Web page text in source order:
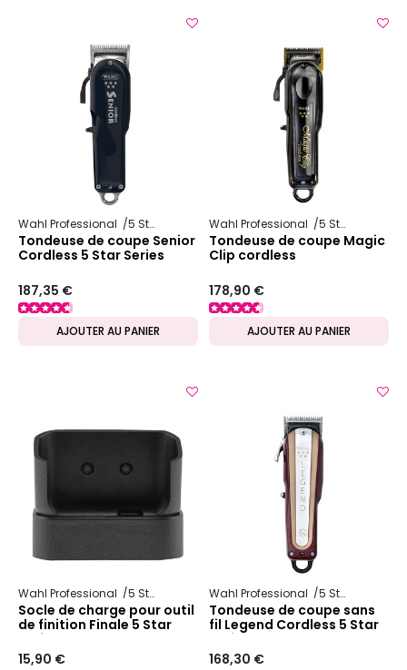
Wahl Professional 5 Star Series
Tondeuse de coupe Senior
Cordless 5 Star Series
187,35 €
AJOUTER AU PANIER
Wahl Professional 5 Star Series
Tondeuse de coupe Magic
Clip cordless
178,90 €
AJOUTER AU PANIER
Wahl Professional 5 Star Series
Socle de charge pour outil
de finition Finale 5 Star
Series
15,90 €
Wahl Professional 5 Star Series
Tondeuse de coupe sans
fil Legend Cordless 5 Star
Series
168,30 €